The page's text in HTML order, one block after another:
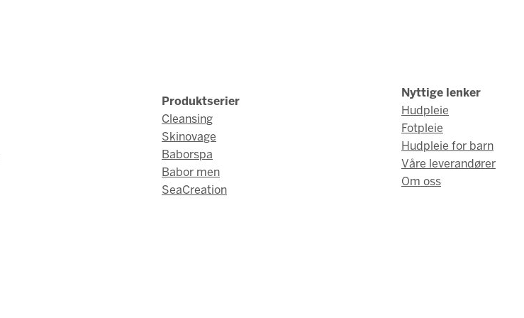
Produktserier
Cleansing
Skinovage
Baborspa
Babor men
SeaCreation
Nyttige lenker
Hudpleie
Fotpleie
Hudpleie for barn
Våre leverandører
Om oss